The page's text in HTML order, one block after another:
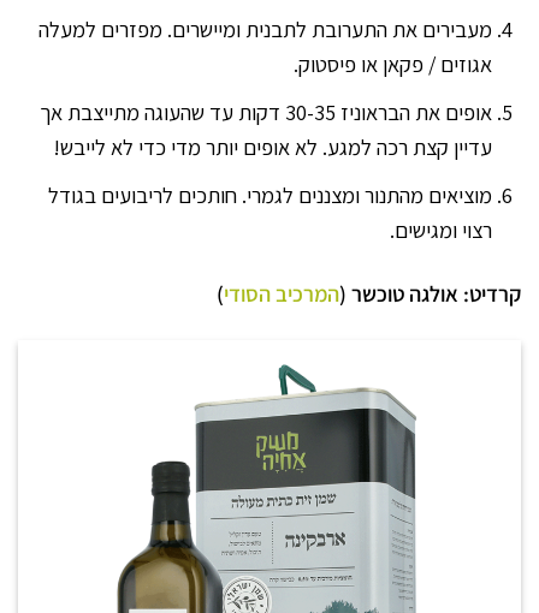
מעבירים את התערובת לתבנית ומיישרים. מפזרים למעלה
אגוזים / פקאן או פיסטוק.
אופים את הבראוניז 30-35 דקות עד שהעוגה מתייצבת אך
עדיין קצת רכה למגע. לא אופים יותר מדי כדי לא לייבש!
מוציאים מהתנור ומצננים לגמרי. חותכים לריבועים בגודל
רצוי ומגישים.
קרדיט: אולגה טוכשר (המרכיב הסודי)